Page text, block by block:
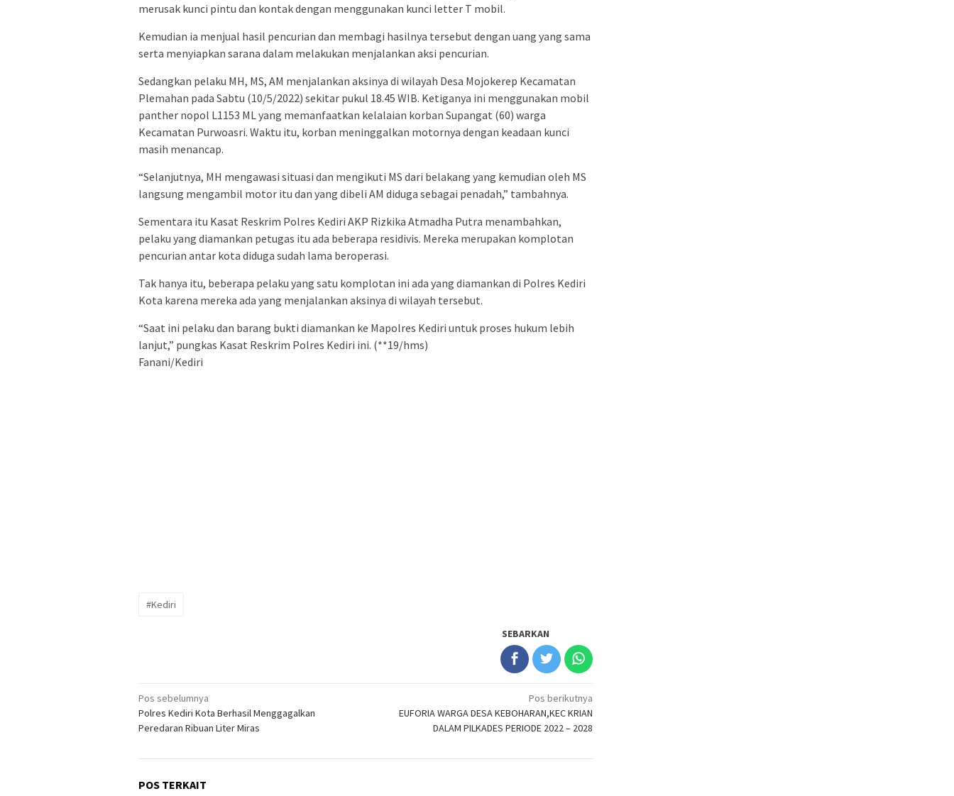
merusak kunci pintu dan kontak dengan menggunakan kunci letter T mobil.
Kemudian ia menjual hasil pencurian dan membagi hasilnya tersebut dengan uang yang sama
serta menyiapkan sarana dalam melakukan menjalankan aksi pencurian.
Sedangkan pelaku MH, MS, AM menjalankan aksinya di wilayah Desa Mojokerep Kecamatan
Plemahan pada Sabtu (10/5/2022) sekitar pukul 18.45 WIB. Ketiganya ini menggunakan mobil
panther nopol L1153 ML yang memanfaatkan kelalaian korban Supangat (60) warga
Kecamatan Purwoasri. Waktu itu, korban meninggalkan motornya dengan keadaan kunci
masih menancap.
“Selanjutnya, MH mengawasi situasi dan mengikuti MS dari belakang yang kemudian oleh MS
langsung mengambil motor itu dan yang dibeli AM diduga sebagai penadah,” tambahnya.
Sementara itu Kasat Reskrim Polres Kediri AKP Rizkika Atmadha Putra menambahkan,
pelaku yang diamankan petugas itu ada beberapa residivis. Mereka merupakan komplotan
pencurian antar kota diduga sudah lama beroperasi.
Tak hanya itu, beberapa pelaku yang satu komplotan ini ada yang diamankan di Polres Kediri
Kota karena mereka ada yang menjalankan aksinya di wilayah tersebut.
“Saat ini pelaku dan barang bukti diamankan ke Mapolres Kediri untuk proses hukum lebih
lanjut,” pungkas Kasat Reskrim Polres Kediri ini. (**19/hms)
Fanani/Kediri
#Kediri
SEBARKAN
Navigasi
pos
Pos sebelumnya
Polres Kediri Kota Berhasil Menggagalkan
Peredaran Ribuan Liter Miras
Pos berikutnya
EUFORIA WARGA DESA KEBOHARAN,KEC KRIAN
DALAM PILKADES PERIODE 2022 – 2028
POS TERKAIT